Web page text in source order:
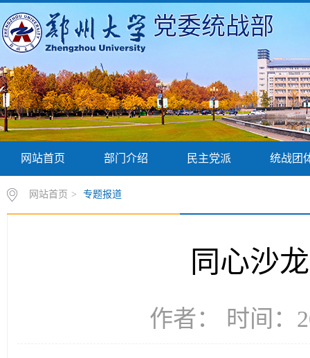
党委统战部
网站首页 部门介绍 民主党派 统战团
网站首页 > 专题报道
同心沙
作者： 时间：